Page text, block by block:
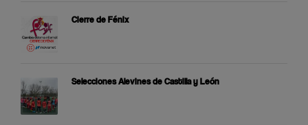
Cierre de Fénix
Selecciones Alevines de Castilla y León